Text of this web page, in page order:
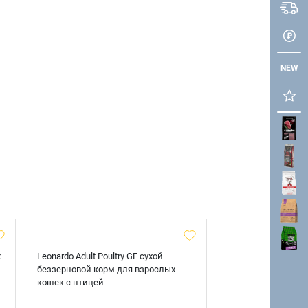
NEW
Leonardo Adult Poultry GF сухой
беззерновой корм для взрослых
кошек с птицей